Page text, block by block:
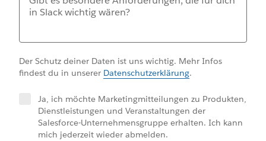
Der Schutz deiner Daten ist uns wichtig. Mehr Infos
findest du in unserer Datenschutzerklärung.
Ja, ich möchte Marketingmitteilungen zu Produkten,
Dienstleistungen und Veranstaltungen der
Salesforce-Unternehmensgruppe erhalten. Ich kann
mich jederzeit wieder abmelden.